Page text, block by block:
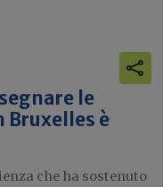
le
Bruxelles è
che ha sostenuto